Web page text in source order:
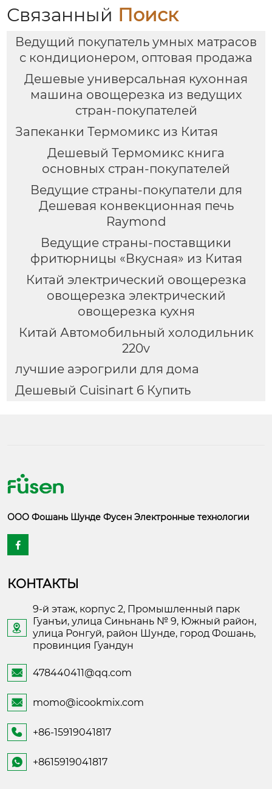
мясорубкой и Wi-Fi
Связанный Поиск
Ведущий покупатель умных матрасов
с кондиционером, оптовая продажа
Дешевые универсальная кухонная
машина овощерезка из ведущих
стран-покупателей
Запеканки Термомикс из Китая
Дешевый Термомикс книга
основных стран-покупателей
Ведущие страны-покупатели для
Дешевая конвекционная печь
Raymond
Ведущие страны-поставщики
фритюрницы «Вкусная» из Китая
Китай электрический овощерезка
овощерезка электрический
овощерезка кухня
Китай Автомобильный холодильник
220v
лучшие аэрогрили для дома
Дешевый Cuisinart 6 Купить
ООО Фошань Шунде Фусен Электронные технологии

КОНТАКТЫ

9-й этаж, корпус 2, Промышленный парк
Гуанъи, улица Синьнань № 9, Южный район,
улица Ронгуй, район Шунде, город Фошань,
провинция Гуандун
 478440411@qq.com
 momo@icookmix.com
 +86-15919041817
 +8615919041817